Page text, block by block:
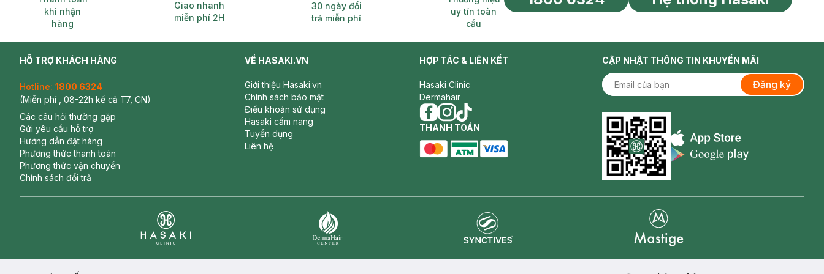
khi nhận
hàng
Giao nhanh
miễn phí 2H
30 ngày đổi
trả miễn phí
uy tín toàn
cầu
HỖ TRỢ KHÁCH HÀNG
Hotline: 1800 6324
(Miễn phí , 08-22h kể cả T7, CN)
Các câu hỏi thường gặp
Gửi yêu cầu hỗ trợ
Hướng dẫn đặt hàng
Phương thức thanh toán
Phương thức vận chuyển
Chính sách đổi trả
VỀ HASAKI.VN
Giới thiệu Hasaki.vn
Chính sách bảo mật
Điều khoản sử dụng
Hasaki cẩm nang
Tuyển dụng
Liên hệ
HỢP TÁC & LIÊN KẾT
Hasaki Clinic
Dermahair
facebook
instagram
tiktok
THANH TOÁN
CẬP NHẬT THÔNG TIN KHUYẾN MÃI
Đăng ký
Appstore icon